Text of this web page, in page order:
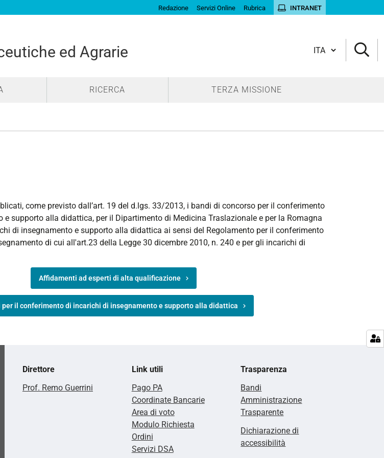
Redazione Servizi Online Rubrica INTRANET
ed Agrarie Cambia lingua
RICERCA TERZA MISSIONE
come previsto dall’art. 19 del d.lgs. 33/2013, i bandi di concorso per il conferimento
e supporto alla didattica, per il Dipartimento di Medicina Traslazionale e per la Romagna
di insegnamento e supporto alla didattica ai sensi del Regolamento per il conferimento
di cui all'art.23 della Legge 30 dicembre 2010, n. 240 e per gli incarichi di
Affidamenti ad esperti di alta qualificazione
per il conferimento di incarichi di insegnamento e supporto alla didattica
Direttore
Prof. Remo Guerrini
Link utili
Pago PA
Coordinate Bancarie
Area di voto
Modulo Richiesta
Ordini
Servizi DSA
Trasparenza
Bandi
Amministrazione
Trasparente
Dichiarazione di
accessibilità